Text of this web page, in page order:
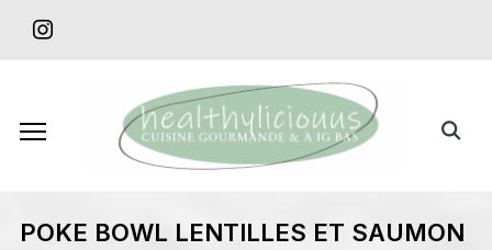
instagram
Search
POKE BOWL LENTILLES ET SAUMON